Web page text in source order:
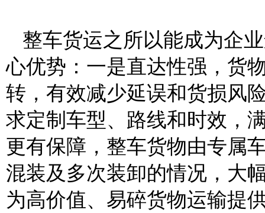
整车货运之所以能成为企
心优势：一是直达性强，货
转，有效减少延误和货损风
求定制车型、路线和时效，
更有保障，整车货物由专属
混装及多次装卸的情况，大
为高价值、易碎货物运输提